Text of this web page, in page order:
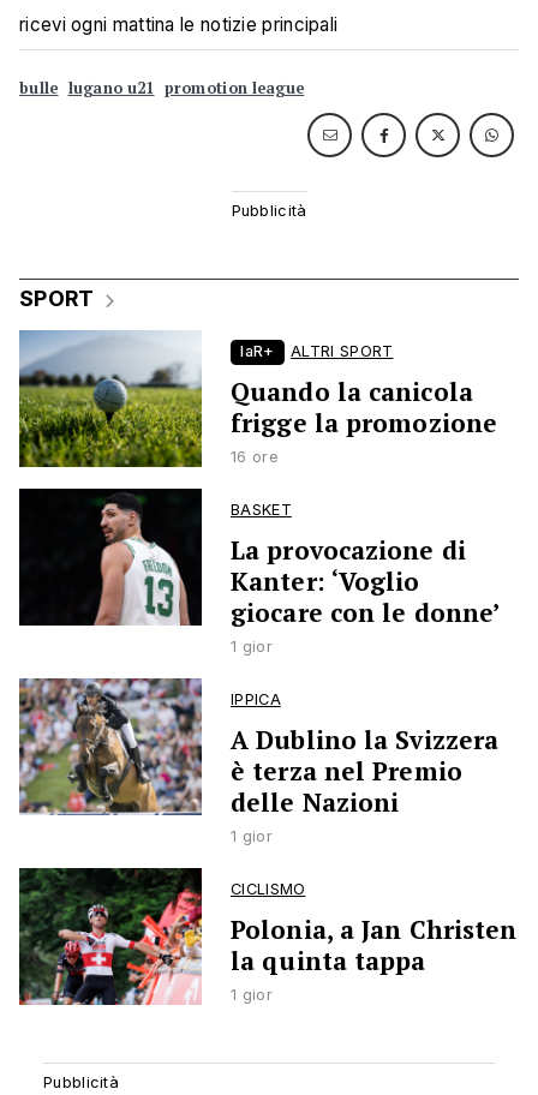
ricevi ogni mattina le notizie principali
bulle lugano u21 promotion league
SPORT
laR+ ALTRI SPORT
Quando la canicola
frigge la promozione
16 ore
BASKET
La provocazione di
Kanter: ‘Voglio
giocare con le donne’
1 gior
IPPICA
A Dublino la Svizzera
è terza nel Premio
delle Nazioni
1 gior
CICLISMO
Polonia, a Jan Christen
la quinta tappa
1 gior